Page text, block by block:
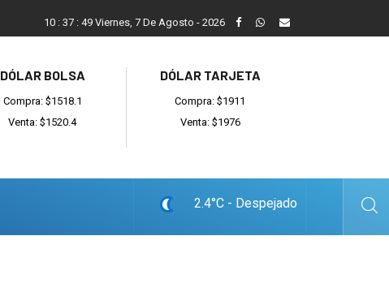
En allanamientos por venta de drogas, secuestran cocaína y
10 : 37 : 50 Viernes, 7 De Agosto - 2026
DÓLAR BOLSA
Compra: $1518.1
Venta: $1520.4
DÓLAR TARJETA
Compra: $1911
Venta: $1976
2.4°C - Despejado